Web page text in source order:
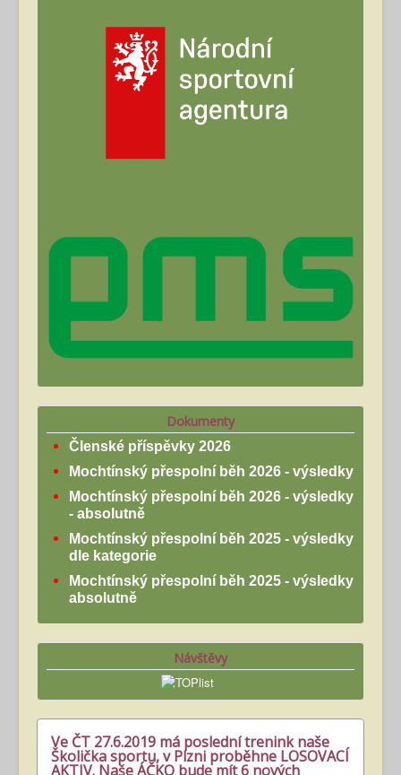
Dokumenty
Členské příspěvky 2026
Mochtínský přespolní běh 2026 - výsledky
Mochtínský přespolní běh 2026 - výsledky
- absolutně
Mochtínský přespolní běh 2025 - výsledky
dle kategorie
Mochtínský přespolní běh 2025 - výsledky
absolutně
Návštěvy
Ve ČT 27.6.2019 má poslední trenink naše
Školička sportu, v Plzni proběhne LOSOVACÍ
AKTIV. Naše ÁČKO bude mít 6 nových